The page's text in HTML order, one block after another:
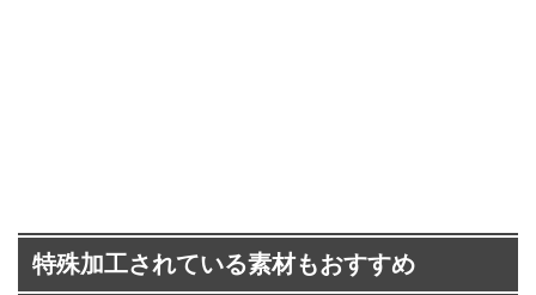
特殊加工されている素材もおすすめ